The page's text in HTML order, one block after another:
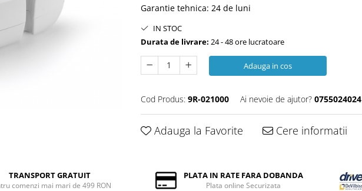
Garantie tehnica: 24 de luni
IN STOC
Durata de livrare: 24 - 48 ore lucratoare
Adauga in cos
Cod Produs: 9R-021000 Ai nevoie de ajutor? 0755024024
Adauga la Favorite Cere informatii
TRANSPORT GRATUIT
comenzi mai mari de 499 RON
PLATA IN RATE FARA DOBANDA
Plata online Securizata